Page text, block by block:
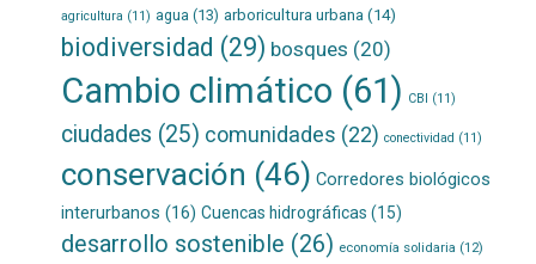
agricultura (11) agua (13) arboricultura urbana(14)
biodiversidad (29) bosques (20)
Cambio climático (61) CBI (11)
ciudades (25) comunidades (22) conectividad (11)
conservación (46) Corredores biológicos
interurbanos (16) Cuencas hidrográficas (15)
desarrollo sostenible (26) economía solidaria (12)